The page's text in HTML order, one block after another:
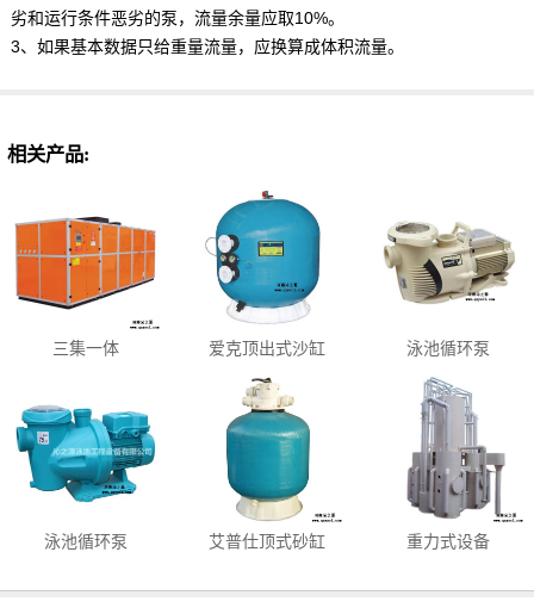
劣和运行条件恶劣的泵，流量余量应取10%。
3、如果基本数据只给重量流量，应换算成体积流量。
相关产品:
三集一体 爱克顶出式沙缸 泳池循环泵
泳池循环泵 艾普仕顶式砂缸 重力式设备